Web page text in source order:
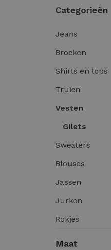
Categorieën
Jeans
Broeken
Shirts en tops
Truien
Vesten
Gilets
Sweaters
Blouses
Jassen
Jurken
Rokjes
Maat